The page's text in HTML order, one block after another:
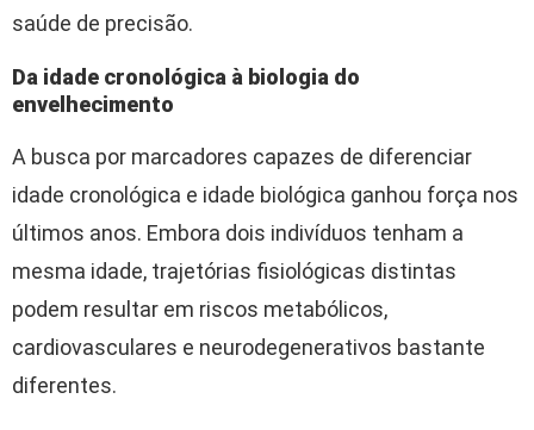
saúde de precisão.
Da idade cronológica à biologia do
envelhecimento
A busca por marcadores capazes de diferenciar
idade cronológica e idade biológica ganhou força nos
últimos anos. Embora dois indivíduos tenham a
mesma idade, trajetórias fisiológicas distintas
podem resultar em riscos metabólicos,
cardiovasculares e neurodegenerativos bastante
diferentes.